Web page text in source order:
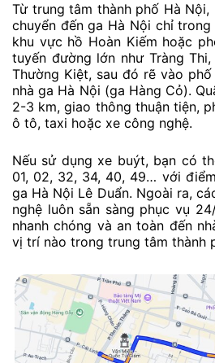
Từ trung tâm thành phố Hà
chuyển đến ga Hà Nội chỉ
khu vực hồ Hoàn Kiếm hoặc
tuyến đường lớn như Tràng
Thường Kiệt, sau đó rẽ vào
nhà ga Hà Nội (ga Hàng Cỏ).
2-3 km, giao thông thuận tiện,
ô tô, taxi hoặc xe công nghệ.
Nếu sử dụng xe buýt, bạn có
01, 02, 32, 34, 40, 49… với
ga Hà Nội Lê Duẩn. Ngoài ra,
nghệ luôn sẵn sàng phục vụ
nhanh chóng và an toàn đến
vị trí nào trong trung tâm thành